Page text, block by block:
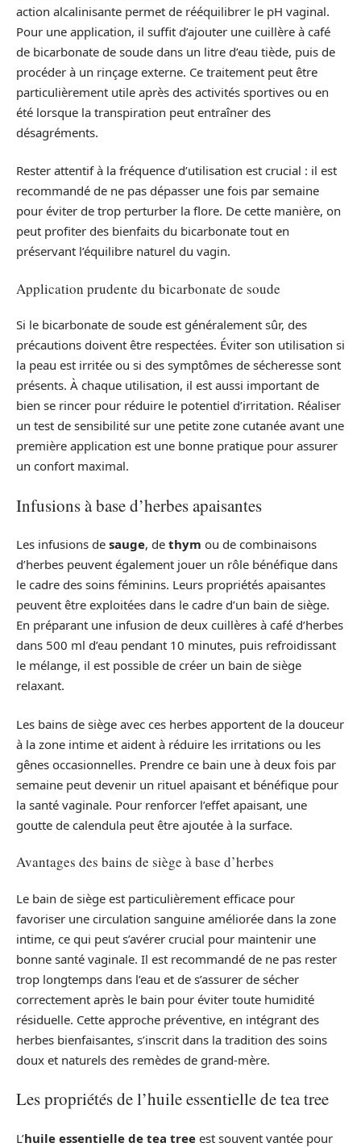
action alcalinisante permet de rééquilibrer le pH vaginal.
Pour une application, il suffit d’ajouter une cuillère à café
de bicarbonate de soude dans un litre d’eau tiède, puis de
procéder à un rinçage externe. Ce traitement peut être
particulièrement utile après des activités sportives ou en
été lorsque la transpiration peut entraîner des
désagréments.
Rester attentif à la fréquence d’utilisation est crucial : il est
recommandé de ne pas dépasser une fois par semaine
pour éviter de trop perturber la flore. De cette manière, on
peut profiter des bienfaits du bicarbonate tout en
préservant l’équilibre naturel du vagin.
Application prudente du bicarbonate de soude
Si le bicarbonate de soude est généralement sûr, des
précautions doivent être respectées. Éviter son utilisation si
la peau est irritée ou si des symptômes de sécheresse sont
présents. À chaque utilisation, il est aussi important de
bien se rincer pour réduire le potentiel d’irritation. Réaliser
un test de sensibilité sur une petite zone cutanée avant une
première application est une bonne pratique pour assurer
un confort maximal.
Infusions à base d’herbes apaisantes
Les infusions de sauge, de thym ou de combinaisons
d’herbes peuvent également jouer un rôle bénéfique dans
le cadre des soins féminins. Leurs propriétés apaisantes
peuvent être exploitées dans le cadre d’un bain de siège.
En préparant une infusion de deux cuillères à café d’herbes
dans 500 ml d’eau pendant 10 minutes, puis refroidissant
le mélange, il est possible de créer un bain de siège
relaxant.
Les bains de siège avec ces herbes apportent de la douceur
à la zone intime et aident à réduire les irritations ou les
gênes occasionnelles. Prendre ce bain une à deux fois par
semaine peut devenir un rituel apaisant et bénéfique pour
la santé vaginale. Pour renforcer l’effet apaisant, une
goutte de calendula peut être ajoutée à la surface.
Avantages des bains de siège à base d’herbes
Le bain de siège est particulièrement efficace pour
favoriser une circulation sanguine améliorée dans la zone
intime, ce qui peut s’avérer crucial pour maintenir une
bonne santé vaginale. Il est recommandé de ne pas rester
trop longtemps dans l’eau et de s’assurer de sécher
correctement après le bain pour éviter toute humidité
résiduelle. Cette approche préventive, en intégrant des
herbes bienfaisantes, s’inscrit dans la tradition des soins
doux et naturels des remèdes de grand-mère.
Les propriétés de l’huile essentielle de tea tree
L’huile essentielle de tea tree est souvent vantée pour